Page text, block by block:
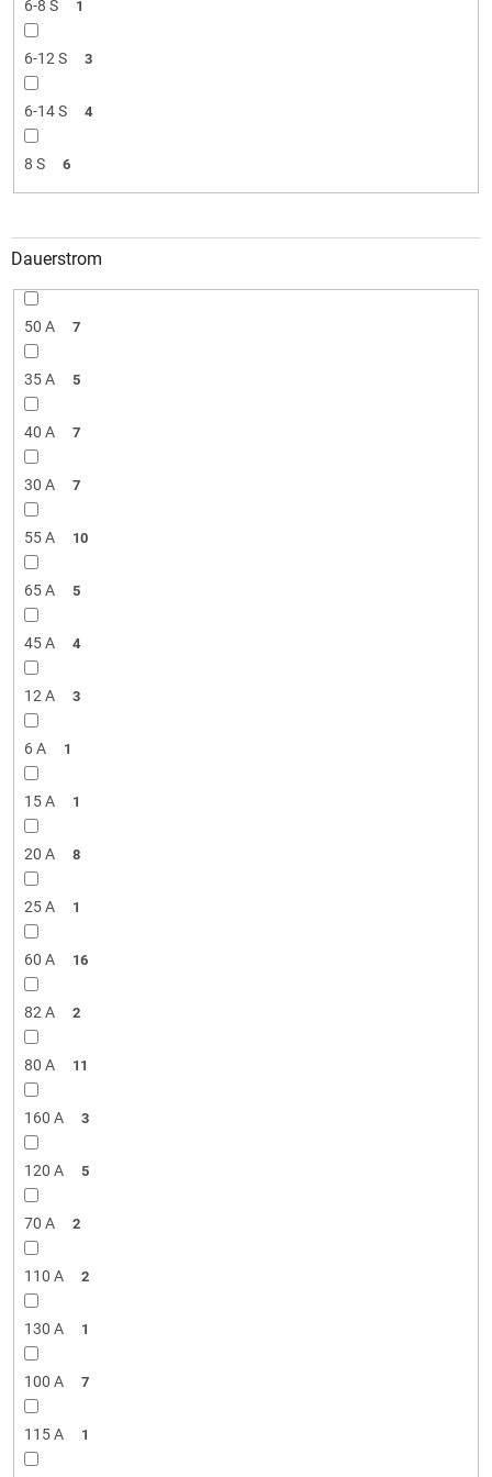
6-8 S 1
6-12 S 3
6-14 S 4
8 S 6
Dauerstrom
50 A 7
35 A 5
40 A 7
30 A 7
55 A 10
65 A 5
45 A 4
12 A 3
6 A 1
15 A 1
20 A 8
25 A 1
60 A 16
82 A 2
80 A 11
160 A 3
120 A 5
70 A 2
110 A 2
130 A 1
100 A 7
115 A 1